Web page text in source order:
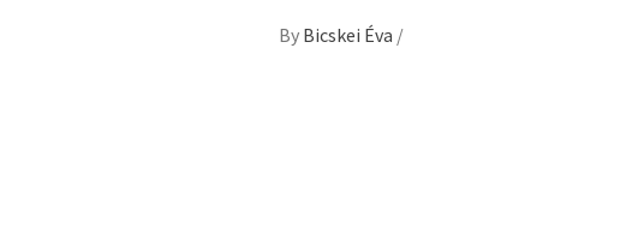
By Bicskei Éva /